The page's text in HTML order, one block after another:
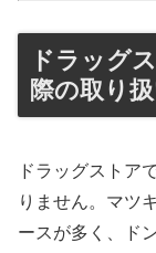
ドラッグ
際の取り
ドラッグストア
りません。マツ
ースが多く、ド